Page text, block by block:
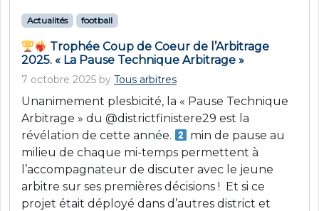
Actualités football
Trophée Coup de Coeur de l’Arbitrage
2025. « La Pause Technique Arbitrage »
7 octobre 2025 by Tous arbitres
Unanimement plesbicité, la « Pause Technique
Arbitrage » du @districtfinistere29 est la
révélation de cette année.
min de pause au
milieu de chaque mi-temps permettent à
l’accompagnateur de discuter avec le jeune
arbitre sur ses premières décisions ! Et si ce
projet était déployé dans d’autres district et